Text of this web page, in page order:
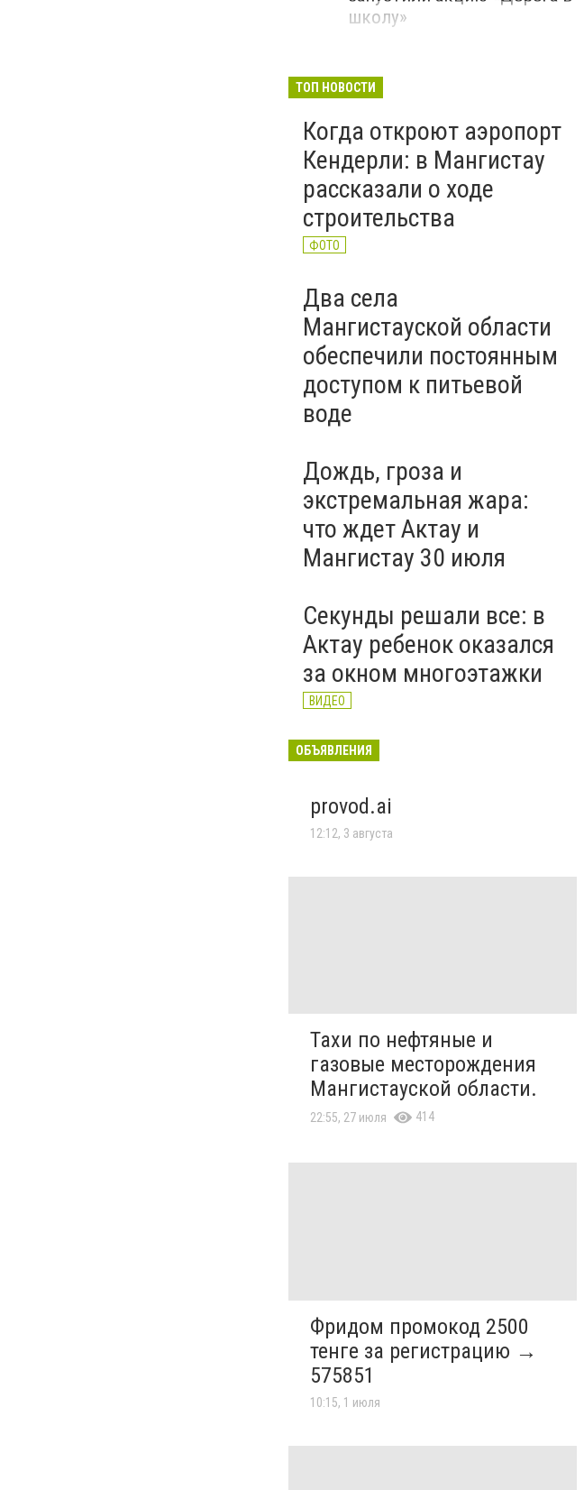
школу»
ТОП НОВОСТИ
Когда откроют аэропорт
Кендерли: в Мангистау
рассказали о ходе
строительства
ФОТО
Два села
Мангистауской области
обеспечили постоянным
доступом к питьевой
воде
Дождь, гроза и
экстремальная жара:
что ждет Актау и
Мангистау 30 июля
Секунды решали все: в
Актау ребенок оказался
за окном многоэтажки
ВИДЕО
ОБЪЯВЛЕНИЯ
provod.ai
12:12, 3 августа
Тахи по нефтяные и
газовые месторождения
Мангистауской области.
22:55, 27 июля 414
Фридом промокод 2500
тенге за регистрацию →
575851
10:15, 1 июля